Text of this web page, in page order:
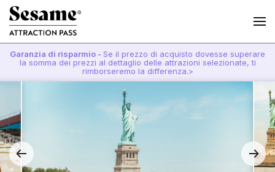
Garanzia di risparmio - Se il prezzo di acquisto dovesse superare
la somma dei prezzi al dettaglio delle attrazioni selezionate, ti
rimborseremo la differenza.>